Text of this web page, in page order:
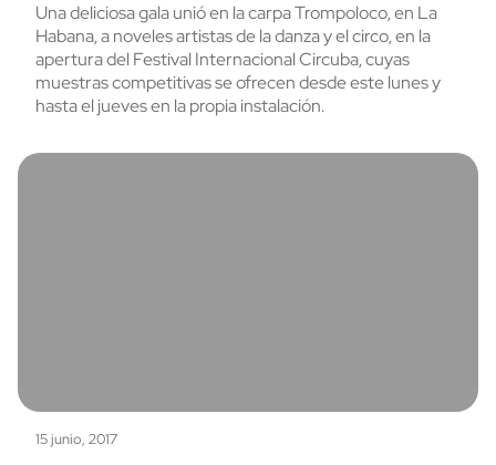
Una deliciosa gala unió en la carpa Trompoloco, en La
Habana, a noveles artistas de la danza y el circo, en la
apertura del Festival Internacional Circuba, cuyas
muestras competitivas se ofrecen desde este lunes y
hasta el jueves en la propia instalación.
15 junio, 2017